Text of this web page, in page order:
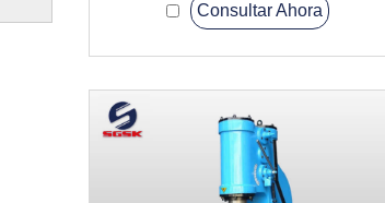
Consultar Ahora